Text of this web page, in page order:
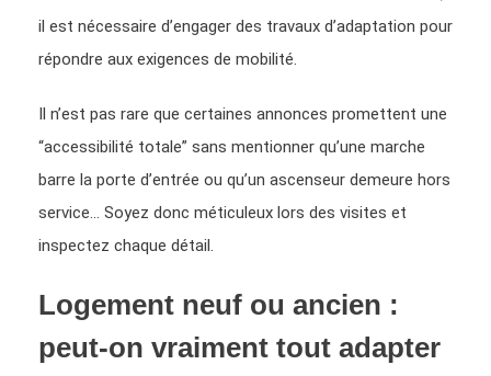
il est nécessaire d’engager des travaux d’adaptation pour
répondre aux exigences de mobilité.
Il n’est pas rare que certaines annonces promettent une
“accessibilité totale” sans mentionner qu’une marche
barre la porte d’entrée ou qu’un ascenseur demeure hors
service… Soyez donc méticuleux lors des visites et
inspectez chaque détail.
Logement neuf ou ancien :
peut-on vraiment tout adapter